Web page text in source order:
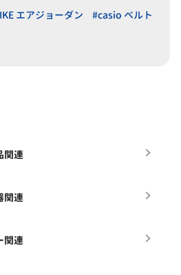
エアジョーダン
#casio ベルト
関連
関連
関連